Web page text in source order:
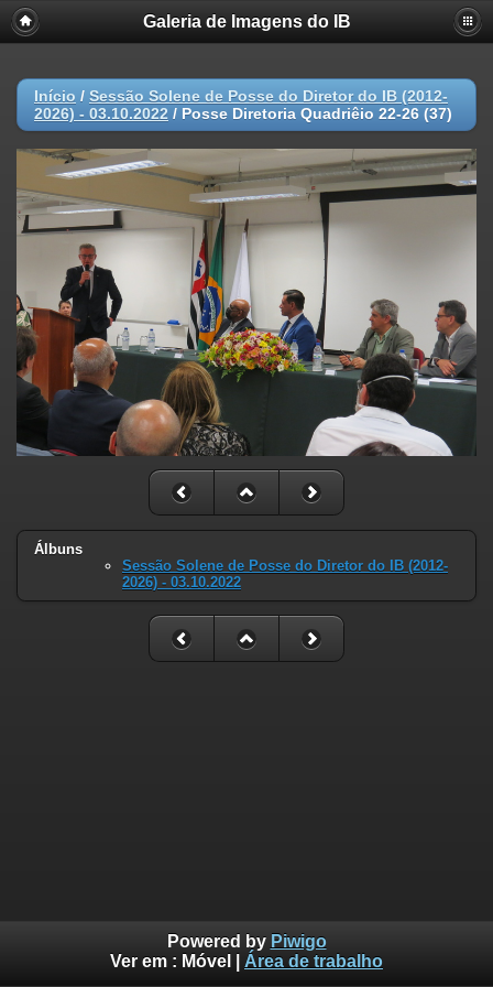
Galeria de Imagens do IB
Início / Sessão Solene de Posse do Diretor do IB (2012-
2026) - 03.10.2022 / Posse Diretoria Quadriêio 22-26 (37)
Álbuns
Sessão Solene de Posse do Diretor do IB (2012-
2026) - 03.10.2022
Powered by Piwigo
Ver em : Móvel Área de trabalho